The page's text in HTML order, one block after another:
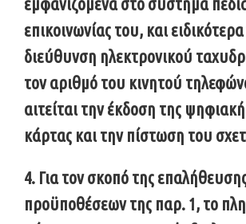
επικοινωνίας του, και
διεύθυνση ηλεκτρονικού
τον αριθμό του κινητού
αιτείται την έκδοση της
κάρτας και την πίστωση του
4. Για τον σκοπό της
προϋποθέσεων της παρ. 1, το